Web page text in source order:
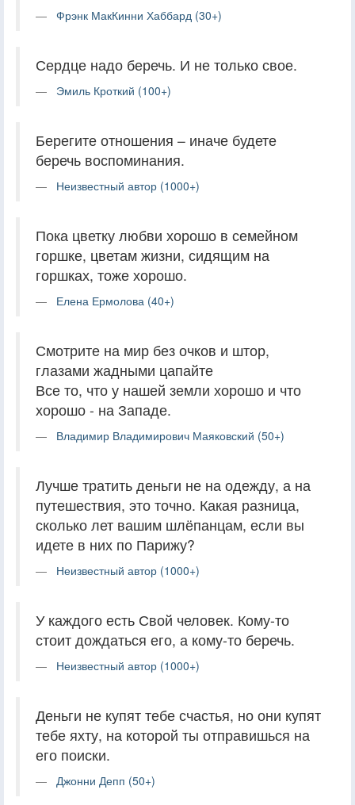
Фрэнк МакКинни Хаббард (30+)
Сердце надо беречь. И не только свое.
Эмиль Кроткий (100+)
Берегите отношения – иначе будете
беречь воспоминания.
Неизвестный автор (1000+)
Пока цветку любви хорошо в семейном
горшке, цветам жизни, сидящим на
горшках, тоже хорошо.
Елена Ермолова (40+)
Смотрите на мир без очков и штор,
глазами жадными цапайте
Все то, что у нашей земли хорошо и что
хорошо - на Западе.
Владимир Владимирович Маяковский (50+)
Лучше тратить деньги не на одежду, а на
путешествия, это точно. Какая разница,
сколько лет вашим шлёпанцам, если вы
идете в них по Парижу?
Неизвестный автор (1000+)
У каждого есть Свой человек. Кому-то
стоит дождаться его, а кому-то беречь.
Неизвестный автор (1000+)
Деньги не купят тебе счастья, но они купят
тебе яхту, на которой ты отправишься на
его поиски.
Джонни Депп (50+)